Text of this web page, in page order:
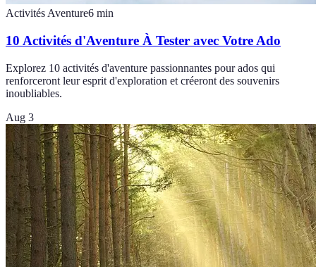
Activités Aventure6 min
10 Activités d'Aventure À Tester avec Votre Ado
Explorez 10 activités d'aventure passionnantes pour ados qui
renforceront leur esprit d'exploration et créeront des souvenirs
inoubliables.
Aug 3